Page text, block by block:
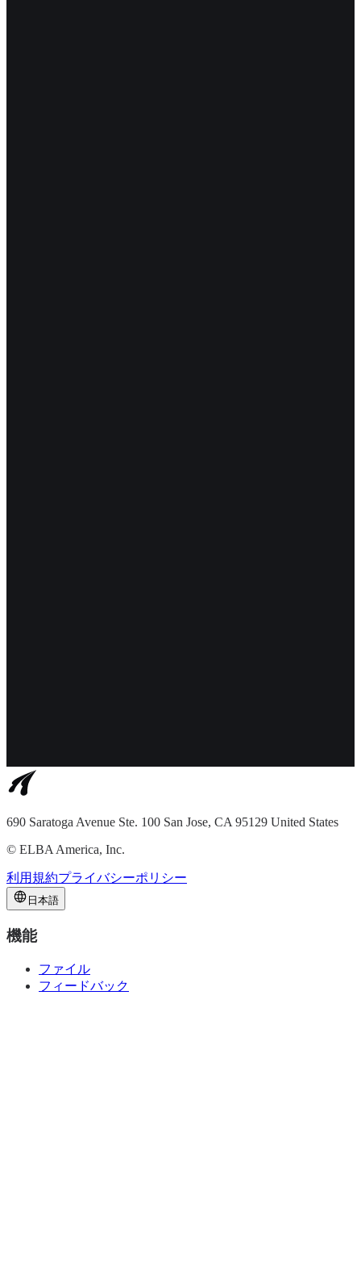
690 Saratoga Avenue Ste. 100 San Jose, CA 95129 United States
© ELBA America, Inc.
利用規約プライバシーポリシー
日本語
機能
ファイル
フィードバック